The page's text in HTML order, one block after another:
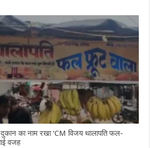
का नाम रखा ‘CM विजय थालापति फल-
वजह